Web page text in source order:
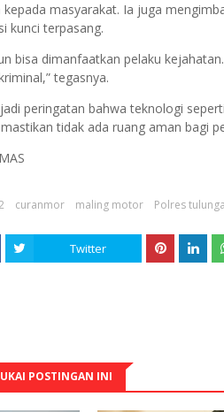
masyarakat. Ia juga
kunci terpasang.
bisa dimanfaatkan pelaku
tegasnya.
peringatan bahwa teknologi
tidak ada ruang aman bagi
curanmor maling motor Polres
Twitter
POSTINGAN INI